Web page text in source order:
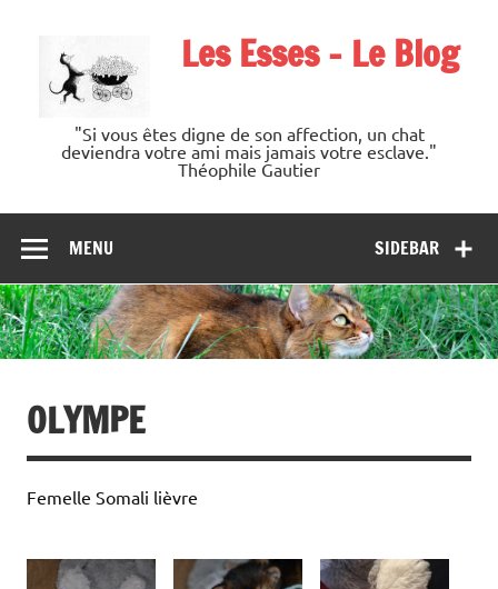
Les Esses – Le Blog
"Si vous êtes digne de son affection, un chat
deviendra votre ami mais jamais votre esclave."
Théophile Gautier
SIDEBAR
MENU
OLYMPE
Femelle Somali lièvre